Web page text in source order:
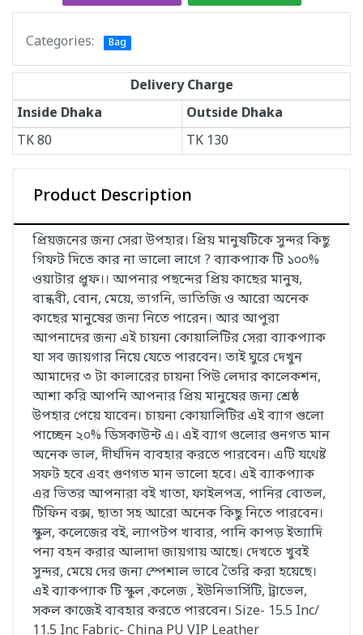
Categories: Bag
Delivery Charge
Inside Dhaka
Outside Dhaka
TK80 TK 130
Product Description
প্রিয়জনের জন্য সেরা উপহার। প্রিয় মানুষটিকে সুন্দর কিছু
গিফট দিতে কার না ভালো লাগে ? ব্যাকপ্যাক টি ১০০%
ওয়াটার প্রুফ।। আপনার পছন্দের প্রিয় কাছের মানুষ,
বান্ধবী, বোন, মেয়ে, ভাগনি, ভাতিজি ও আরো অনেক
কাছের মানুষের জন্য নিতে পারেন। আর আপুরা
আপনাদের জন্য এই চায়না কোয়ালিটির সেরা ব্যাকপ্যাক
যা সব জায়গার নিয়ে যেতে পারবেন। তাই ঘুরে দেখুন
আমাদের ৩ টা কালারের চায়না পিউ লেদার কালেকশন,
আশা করি আপনি আপনার প্রিয় মানুষের জন্য শ্রেষ্ঠ
উপহার পেয়ে যাবেন। চায়না কোয়ালিটির এই ব্যাগ গুলো
পাচ্ছেন ২০% ডিসকাউন্ট এ। এই ব্যাগ গুলোর গুনগত মান
অনেক ভাল, দীর্ঘদিন ব্যবহার করতে পারবেন। এটি যথেষ্ট
সফট হবে এবং গুণগত মান ভালো হবে। এই ব্যাকপ্যাক
এর ভিতর আপনারা বই খাতা, ফাইলপত্র, পানির বোতল,
টিফিন বক্স, ছাতা সহ আরো অনেক কিছু নিতে পারবেন।
স্কুল, কলেজের বই, ল্যাপটপ খাবার, পানি কাপড় ইত্যাদি
পন্য বহন করার আলাদা জায়গায় আছে। দেখতে খুবই
সুন্দর, মেয়ে দের জন্য স্পেশাল ভাবে তৈরি করা হয়েছে।
এই ব্যাকপ্যাক টি স্কুল ,কলেজ , ইউনিভার্সিটি, ট্রাভেল,
সকল কাজেই ব্যবহার করতে পারবেন। Size- 15.5 Inc/
11.5 Inc Fabric- China PU VIP Leather